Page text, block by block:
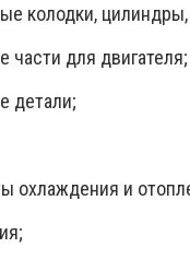
колодки,
части для двигателя;
детали;
охлаждения и